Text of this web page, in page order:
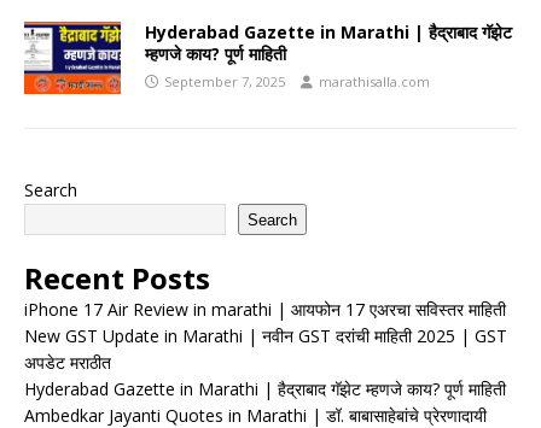
Hyderabad Gazette in Marathi | हैद्राबाद गॅझेट
म्हणजे काय? पूर्ण माहिती
September 7, 2025 marathisalla.com
Search
Search
Recent Posts
iPhone 17 Air Review in marathi | आयफोन 17 एअरचा सविस्तर माहिती
New GST Update in Marathi | नवीन GST दरांची माहिती 2025 | GST
अपडेट मराठीत
Hyderabad Gazette in Marathi | हैद्राबाद गॅझेट म्हणजे काय? पूर्ण माहिती
Ambedkar Jayanti Quotes in Marathi | डॉ. बाबासाहेबांचे प्रेरणादायी